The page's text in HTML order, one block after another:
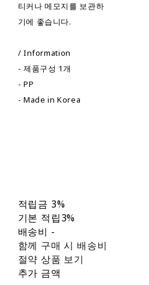
티커나 메모지를 보관하
기에 좋습니다.
/ Information
- 제품구성 1개
- PP
- Made in Korea
적립금 3%
기본 적립3%
배송비 -
함께 구매 시 배송비
절약 상품 보기
추가 금액